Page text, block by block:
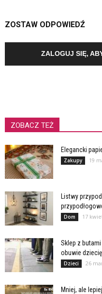
ZOSTAW ODPOWIEDŹ
ZALOGUJ SIĘ,
ZOBACZ TEŻ
Elegancki
Zakupy 19
Listwy
Dom 17
Sklep z
obuwie
Dzieci 26
Mniej, ale